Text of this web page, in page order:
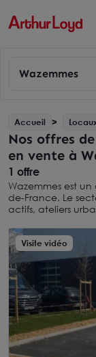
Wazemmes
Accueil
Nos offres
en vente à
1 offre
Wazemmes est
de-France. Le
actifs, ateliers
surtout des
quote-part de
rues.
Visite vidéo